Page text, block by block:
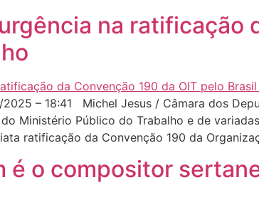
na ratificação
2025 – 18:41 Michel Jesus / Câmara dos
Ministério Público do Trabalho e de
ratificação da Convenção 190 da
é o compositor